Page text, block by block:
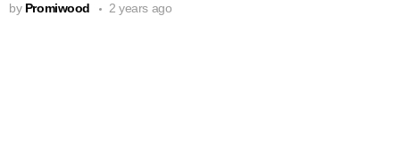
by Promiwood 2 years ago